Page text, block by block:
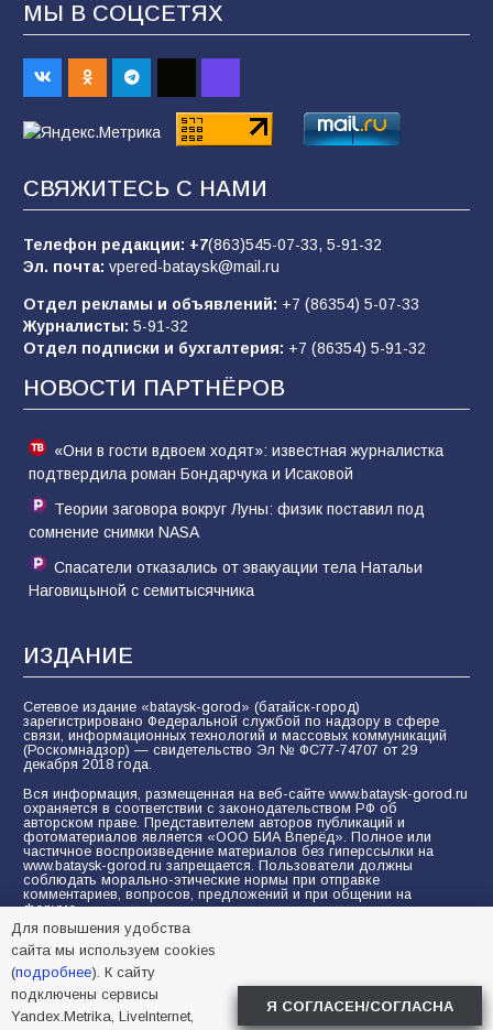
В Батайске продолжаются дорожные работы
98 04.08.2026
пропагандистский вброс
«Слухами Москву не возьмёшь»: почему
заявления Киева о мобилизации — это
отчаяние, а не разведка
81 02.08.2026
МЫ В СОЦСЕТЯХ
СВЯЖИТЕСЬ С НАМИ
Телефон редакции: +7(863)545-07-33, 5-91-32
Эл. почта: vpered-bataysk@mail.ru
Отдел рекламы и объявлений: +7 (86354) 5-07-33
Журналисты: 5-91-32
Отдел подписки и бухгалтерия: +7 (86354) 5-91-32
НОВОСТИ ПАРТНЁРОВ
«Они в гости вдвоем ходят»: известная журналистка
подтвердила роман Бондарчука и Исаковой
Теории заговора вокруг Луны: физик поставил под
сомнение снимки NASA
Спасатели отказались от эвакуации тела Натальи
Наговицыной с семитысячника
ИЗДАНИЕ
Сетевое издание «bataysk-gorod» (батайск-город)
зарегистрировано Федеральной службой по надзору в сфере
связи, информационных технологий и массовых коммуникаций
(Роскомнадзор) — свидетельство Эл № ФС77-74707 от 29
декабря 2018 года.
Вся информация, размещенная на веб-сайте www.bataysk-gorod.ru
охраняется в соответствии с законодательством РФ об
авторском праве. Представителем авторов публикаций и
фотоматериалов является «ООО БИА Вперёд». Полное или
частичное воспроизведение материалов без гиперссылки на
www.bataysk-gorod.ru запрещается. Пользователи должны
соблюдать морально-этические нормы при отправке
комментариев, вопросов, предложений и при общении на
форуме.
Политика конфиденциальности и защиты информации
Согласие на обработку персональных данных с помощью
сервисов Yandex.Metrika, LiveInternet, top.mail.ru
© 2005-2026 БИА «ВПЕРЕД»
Для повышения удобства
сайта мы используем cookies
(подробнее). К сайту
подключены сервисы
Yandex.Metrika, LiveInternet,
Я СОГЛАСЕН/СОГЛАСНА